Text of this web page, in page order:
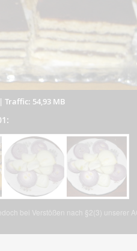
| Traffic: 54,93 MB
bei Verstößen nach §2(3) unserer